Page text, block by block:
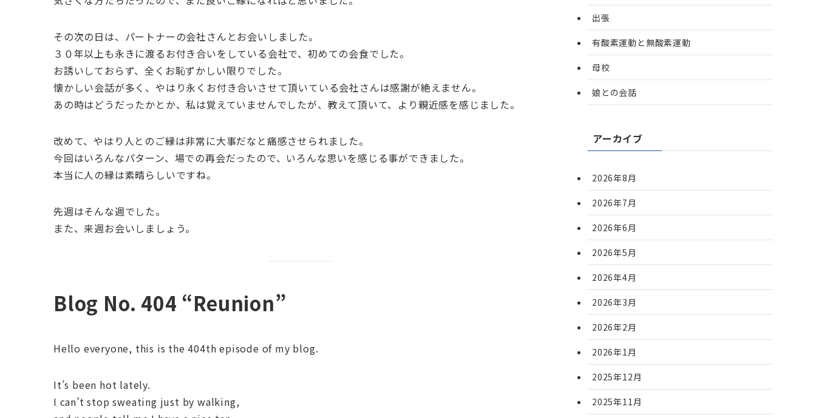
その次の日は、パートナーの会社さんとお会いしました。
３０年以上も永きに渡るお付き合いをしている会社で、初めての会食でした。
お誘いしておらず、全くお恥ずかしい限りでした。
懐かしい会話が多く、やはり永くお付き合いさせて頂いている会社さんは感謝が絶えません。
あの時はどうだったかとか、私は覚えていませんでしたが、教えて頂いて、より親近感を感じました。
改めて、やはり人とのご縁は非常に大事だなと痛感させられました。
今回はいろんなパターン、場での再会だったので、いろんな思いを感じる事ができました。
本当に人の縁は素晴らしいですね。
先週はそんな週でした。
また、来週お会いしましょう。
Blog No. 404 “Reunion”
Hello everyone, this is the 404th episode of my blog.
It’s been hot lately.
I can’t stop sweating just by walking,
出張
有酸素運動と無酸素運動
母校
娘との会話
アーカイブ
2026年8月
2026年7月
2026年6月
2026年5月
2026年4月
2026年3月
2026年2月
2026年1月
2025年12月
2025年11月